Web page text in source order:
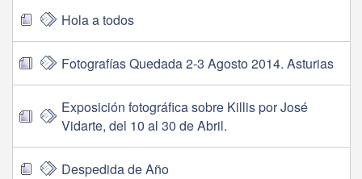
Hola a todos
Fotografías Quedada 2-3 Agosto 2014. Asturias
Exposición fotográfica sobre Killis por José
Vidarte, del 10 al 30 de Abril.
Despedida de Año